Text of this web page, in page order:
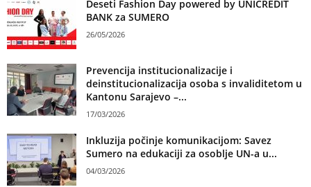
Deseti Fashion Day powered by UNICREDIT
BANK za SUMERO
26/05/2026
Prevencija institucionalizacije i
deinstitucionalizacija osoba s invaliditetom u
Kantonu Sarajevo –...
17/03/2026
Inkluzija počinje komunikacijom: Savez
Sumero na edukaciji za osoblje UN-a u...
04/03/2026